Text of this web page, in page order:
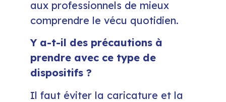
aux professionnels de mieux
comprendre le vécu quotidien.
Y a-t-il des précautions à
prendre avec ce type de
dispositifs ?
Il faut éviter la caricature et la